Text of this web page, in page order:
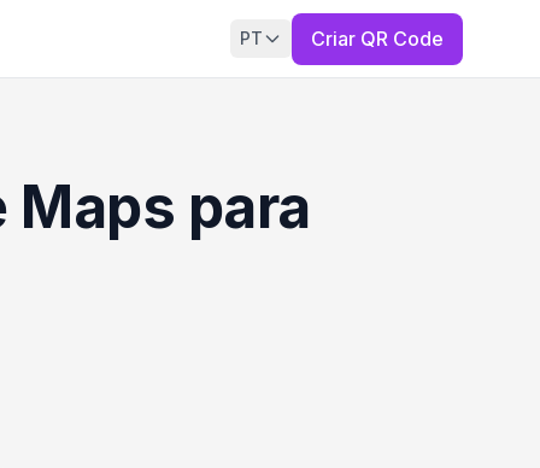
PT Criar QR Code
Maps para